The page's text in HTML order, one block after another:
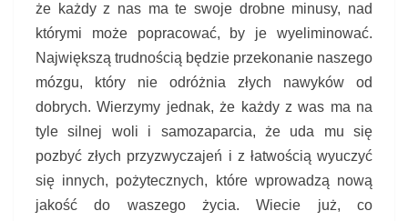
że każdy z nas ma te swoje drobne minusy, nad
którymi może popracować, by je wyeliminować.
Największą trudnością będzie przekonanie naszego
mózgu, który nie odróżnia złych nawyków od
dobrych. Wierzymy jednak, że każdy z was ma na
tyle silnej woli i samozaparcia, że uda mu się
pozbyć złych przyzwyczajeń i z łatwością wyuczyć
się innych, pożytecznych, które wprowadzą nową
jakość do waszego życia. Wiecie już, co